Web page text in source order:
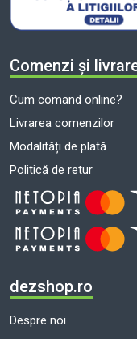
Comenzi și
Cum comand online?
Livrarea comenzilor
Modalități de plată
Politică de retur
dezshop.ro
Despre noi